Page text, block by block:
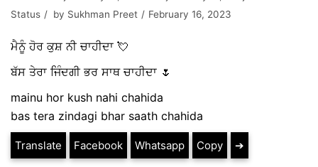
Status
by Sukhman Preet February 16, 2023
ਮੈਨੂੰ ਹੋਰ ਕੁਸ਼ ਨੀ ਚਾਹੀਦਾ 💘
ਬੱਸ ਤੇਰਾ ਜਿੰਦਗੀ ਭਰ ਸਾਥ ਚਾਹੀਦਾ 🌷
mainu hor kush nahi chahida
bas tera zindagi bhar saath chahida
Translate Facebook Whatsapp Copy ➔